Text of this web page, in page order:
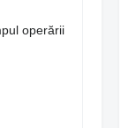
operării